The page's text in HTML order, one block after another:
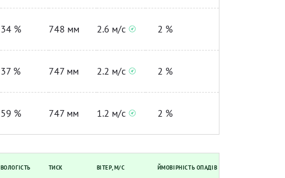
34 % 748 мм 2.6 м/с 2 %
37 % 747 мм 2.2 м/с 2 %
59 % 747 мм 1.2 м/с 2 %
ВОЛОГІСТЬ ТИСК ВІТЕР, М/С ЙМОВІРНІСТЬ ОПАДІВ